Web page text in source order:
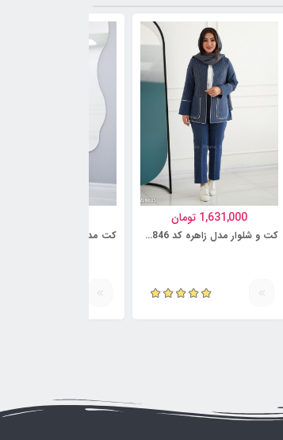
1,631,000 تومان
کت و شلوار مدل زاهره کد 6230846 کت مدل سروشا کد 6218735